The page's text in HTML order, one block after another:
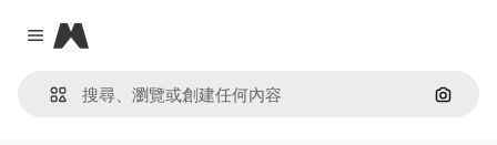
Close menu
Magnific
通過圖